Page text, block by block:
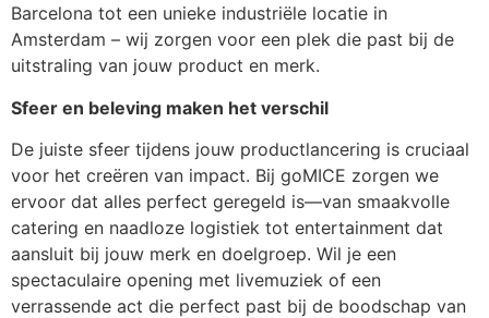
Barcelona tot een unieke industriële locatie in
Amsterdam – wij zorgen voor een plek die past bij de
uitstraling van jouw product en merk.
Sfeer en beleving maken het verschil
De juiste sfeer tijdens jouw productlancering is cruciaal
voor het creëren van impact. Bij goMICE zorgen we
ervoor dat alles perfect geregeld is—van smaakvolle
catering en naadloze logistiek tot entertainment dat
aansluit bij jouw merk en doelgroep. Wil je een
spectaculaire opening met livemuziek of een
verrassende act die perfect past bij de boodschap van